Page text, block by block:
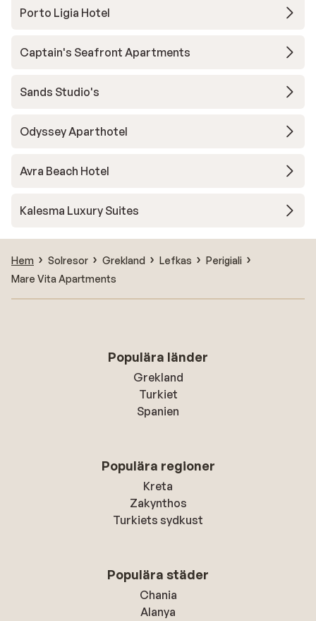
Porto Ligia Hotel
Captain's Seafront Apartments
Sands Studio's
Odyssey Aparthotel
Avra Beach Hotel
Kalesma Luxury Suites
Hem Solresor Grekland Lefkas
Perigiali
Mare Vita Apartments
Populära länder
Grekland
Turkiet
Spanien
Populära regioner
Kreta
Zakynthos
Turkiets sydkust
Populära städer
Chania
Alanya